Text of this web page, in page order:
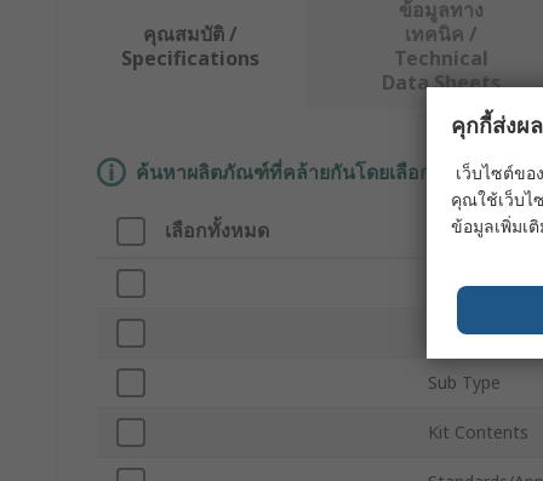
คุณสมบัติ /
Specifications
ข้อมูลทาง
เทคนิค /
Technical
Data Sheets
ค้นหาผลิตภัณฑ์ที่คล้ายกันโดยเลือกคุณลักษณะอ
เลือกทั้งหมด คุณลักษณะ
Brand
Product Type
Sub Type
Kit Contents
คุกกี้ส่งผ
เว็บไซต์ข
คุณใช้เว็บไ
ข้อมูลเพิ่มเ